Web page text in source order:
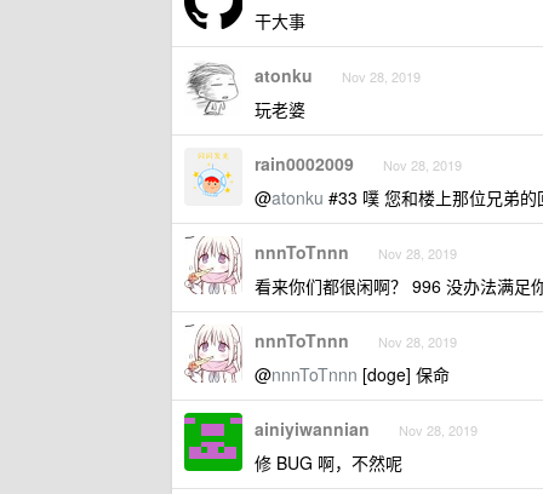
干大事
atonku Nov 28, 2019
玩老婆
rain0002009 Nov 28, 2019
@atonku #33 噗 您和楼上那位兄弟
nnnToTnnn Nov 28, 2019
看来你们都很闲啊？ 996 没办法满足
nnnToTnnn Nov 28, 2019
@nnnToTnnn [doge] 保命
ainiyiwannian Nov 28, 2019
修 BUG 啊，不然呢